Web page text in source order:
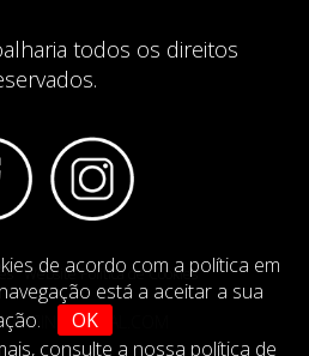
de acordo com a política em
está a aceitar a sua
OK
consulte a nossa política de
todos os direitos
Website Politica de Cookies
IMAGINEVIRTUAL.COM